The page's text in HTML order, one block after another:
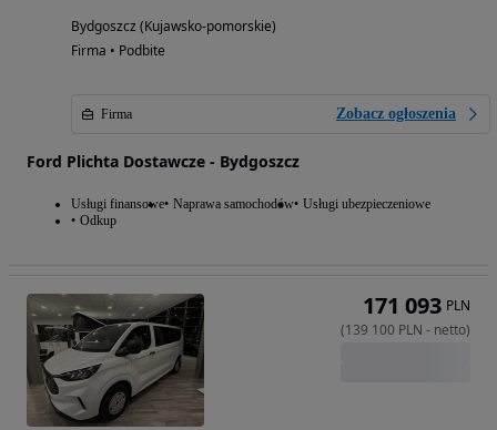
Bydgoszcz (Kujawsko-pomorskie)
Firma • Podbite
Firma Zobacz ogłoszenia
Ford Plichta Dostawcze - Bydgoszcz
Usługi finansowe Naprawa samochodów Usługi ubezpieczeniowe
Odkup
171 093 PLN
(139 100 PLN - netto)